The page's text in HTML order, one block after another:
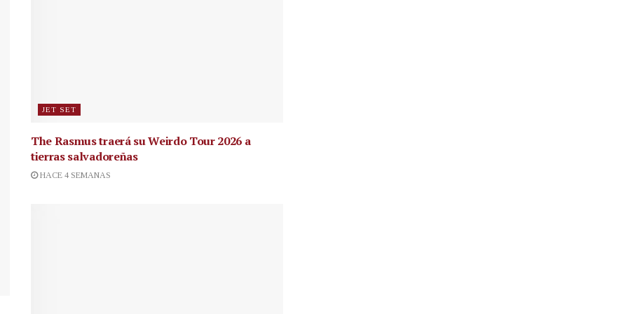
JET SET
The Rasmus traerá su Weirdo Tour 2026 a
tierras salvadoreñas
HACE 4 SEMANAS